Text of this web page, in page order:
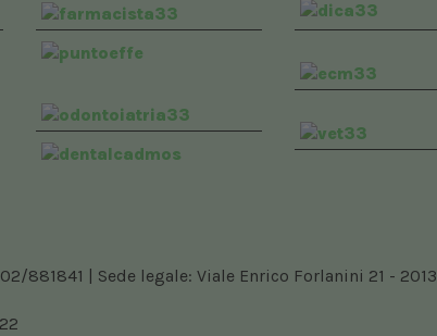
881841 | Sede legale: Viale Enrico Forlanini 21 -